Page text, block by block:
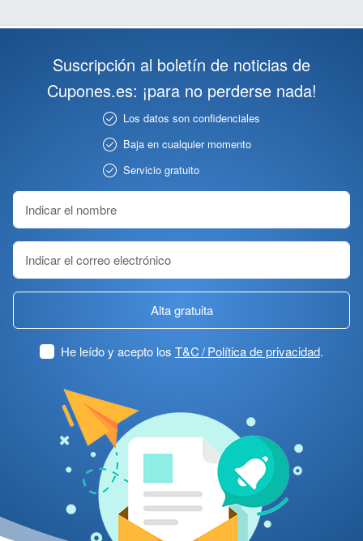
Suscripción al boletín de noticias de
Cupones.es: ¡para no perderse nada!
Los datos son confidenciales
Baja en cualquier momento
Servicio gratuito
Alta gratuita
He leído y acepto los T&C / Política de privacidad.